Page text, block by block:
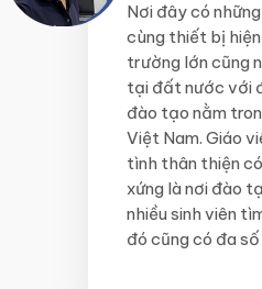
Nơi đây có
cùng thiết bị
trường lớn cũng
tại đất nước với
đào tạo nằm
Việt Nam. Giáo
tình thân thiện
xứng là nơi đào
nhiều sinh viên
đó cũng có đa